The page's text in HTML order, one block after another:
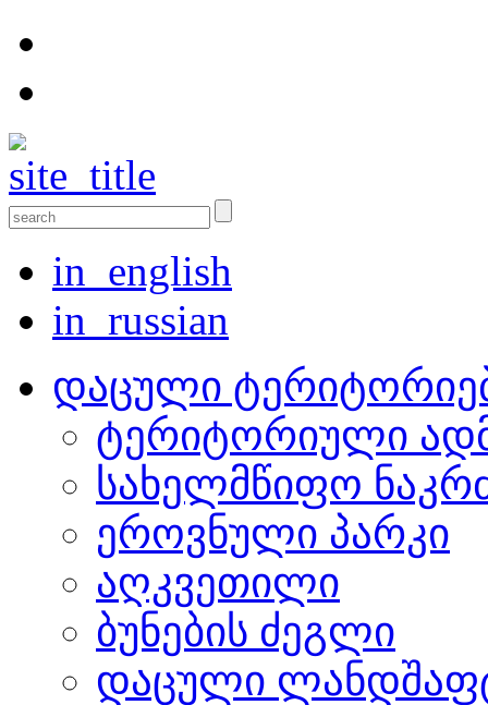
in_english
in_russian
დაცული
ტერიტორიული
სახელმწიფო
ეროვნული პარკი
აღკვეთილი
ბუნების ძეგლი
დაცული